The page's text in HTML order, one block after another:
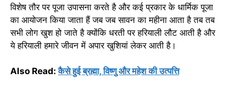
विशेष तौर पर पूजा उपासना करते है और कई प्रकार के धार्मिक पूजा
का आयोजन किया जाता हैं जब जब सावन का महीना आता है तब तब
सभी लोग खुश हो जाते है क्योंकि धरती पर हरियाली लौट आती है और
ये हरियाली हमारे जीवन में अपार खुशियां लेकर आती है।
Also Read:कैसे हुई ब्रह्मा, विष्णु और महेश की उत्पत्ति